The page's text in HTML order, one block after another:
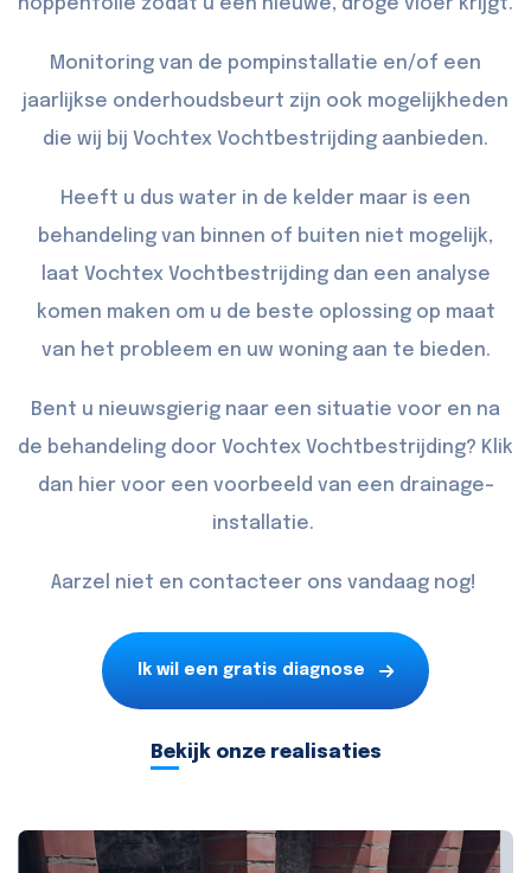
noppenfolie zodat u een nieuwe, droge vloer krijgt.
Monitoring van de pompinstallatie en/of een
jaarlijkse onderhoudsbeurt zijn ook mogelijkheden
die wij bij Vochtex Vochtbestrijding aanbieden.
Heeft u dus water in de kelder maar is een
behandeling van binnen of buiten niet mogelijk,
laat Vochtex Vochtbestrijding dan een analyse
komen maken om u de beste oplossing op maat
van het probleem en uw woning aan te bieden.
Bent u nieuwsgierig naar een situatie voor en na
de behandeling door Vochtex Vochtbestrijding? Klik
dan hiervoor een voorbeeld van een drainage-
installatie.
Aarzel niet en contacteerons vandaag nog!
Ik wil een gratis diagnose
Bekijk onze realisaties